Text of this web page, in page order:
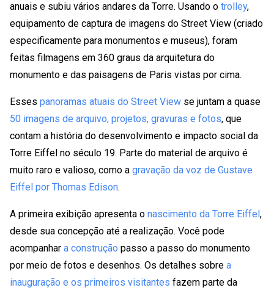
anuais e subiu vários andares da Torre. Usando o trolley,
equipamento de captura de imagens do Street View (criado
especificamente para monumentos e museus), foram
feitas filmagens em 360 ​​graus da arquitetura do
monumento e das paisagens de Paris vistas por cima.
Esses panoramas atuais do Street View se juntam a quase
50 imagens de arquivo, projetos, gravuras e fotos, que
contam a história do desenvolvimento e impacto social da
Torre Eiffel no século 19. Parte do material de arquivo é
muito raro e valioso, como a gravação da voz de Gustave
Eiffel por Thomas Edison.
A primeira exibição apresenta o nascimento da Torre Eiffel,
desde sua concepção até a realização. Você pode
acompanhar a construção passo a passo do monumento
por meio de fotos e desenhos. Os detalhes sobre a
inauguração e os primeiros visitantes fazem parte da